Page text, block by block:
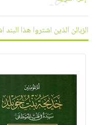
الأوعية
والتخزين
أدوات
اكسسوارات
كتب
اكسسوارات
اكسسوارات
ملابس
مطرزات
بنود
مختارة
كل
الاشتراكات
iKitab
بحث
متقدم
الزبائن الذين اشتروا هذا البند